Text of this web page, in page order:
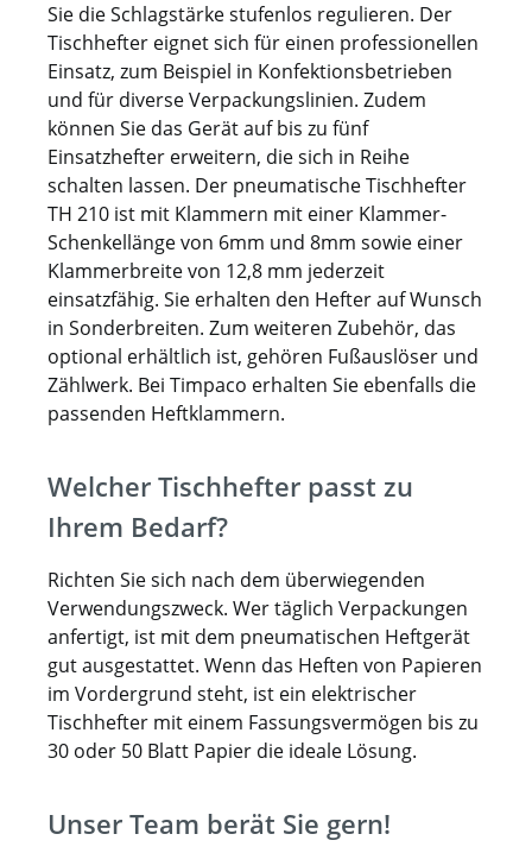
Sie die Schlagstärke stufenlos regulieren. Der
Tischhefter eignet sich für einen professionellen
Einsatz, zum Beispiel in Konfektionsbetrieben
und für diverse Verpackungslinien. Zudem
können Sie das Gerät auf bis zu fünf
Einsatzhefter erweitern, die sich in Reihe
schalten lassen. Der pneumatische Tischhefter
TH 210 ist mit Klammern mit einer Klammer-
Schenkellänge von 6mm und 8mm sowie einer
Klammerbreite von 12,8 mm jederzeit
einsatzfähig. Sie erhalten den Hefter auf Wunsch
in Sonderbreiten. Zum weiteren Zubehör, das
optional erhältlich ist, gehören Fußauslöser und
Zählwerk. Bei Timpaco erhalten Sie ebenfalls die
passenden Heftklammern.
Welcher Tischhefter passt zu
Ihrem Bedarf?
Richten Sie sich nach dem überwiegenden
Verwendungszweck. Wer täglich Verpackungen
anfertigt, ist mit dem pneumatischen Heftgerät
gut ausgestattet. Wenn das Heften von Papieren
im Vordergrund steht, ist ein elektrischer
Tischhefter mit einem Fassungsvermögen bis zu
30 oder 50 Blatt Papier die ideale Lösung.
Unser Team berät Sie gern!